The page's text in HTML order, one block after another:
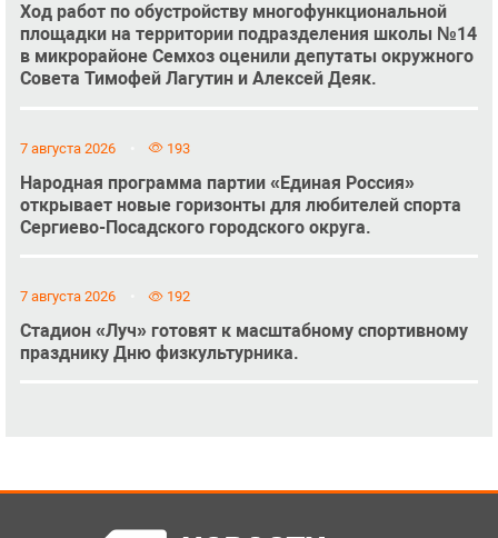
Ход работ по обустройству многофункциональной
площадки на территории подразделения школы №14
в микрорайоне Семхоз оценили депутаты окружного
Совета Тимофей Лагутин и Алексей Деяк.
7 августа 2026 193
Народная программа партии «Единая Россия»
открывает новые горизонты для любителей спорта
Сергиево-Посадского городского округа.
7 августа 2026 192
Стадион «Луч» готовят к масштабному спортивному
празднику Дню физкультурника.